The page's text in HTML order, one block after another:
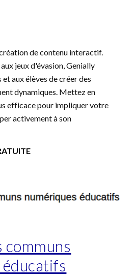
de contenu interactif.
jeux d'évasion, Genially
aux élèves de créer des
dynamiques. Mettez en
efficace pour impliquer votre
activement à son
communs